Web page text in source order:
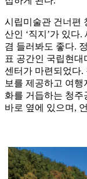
시립미술관 건너편
산인 ‘직지’가 있다
겸 들러봐도 좋다.
표 공간인 국립현
센터가 마련되었다.
보를 제공하고 여
화를 거듭하는 청
바로 옆에 있으며,